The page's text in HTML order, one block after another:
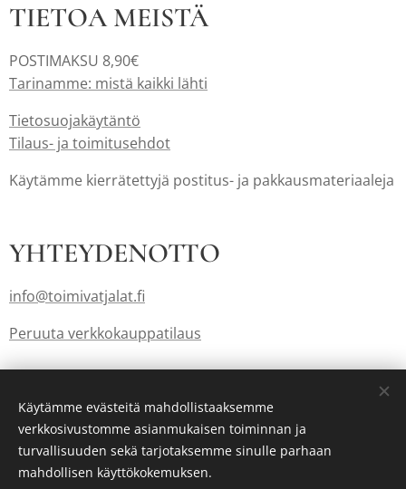
TIETOA MEISTÄ
POSTIMAKSU 8,90€
Tarinamme: mistä kaikki lähti
Tietosuojakäytäntö
Tilaus- ja toimitusehdot
Käytämme kierrätettyjä postitus- ja pakkausmateriaaleja
YHTEYDENOTTO
info@toimivatjalat.fi
Peruuta verkkokauppatilaus
LuotuWebnodella Evästeet
Käytämme evästeitä mahdollistaaksemme
verkkosivustomme asianmukaisen toiminnan ja
turvallisuuden sekä tarjotaksemme sinulle parhaan
mahdollisen käyttökokemuksen.